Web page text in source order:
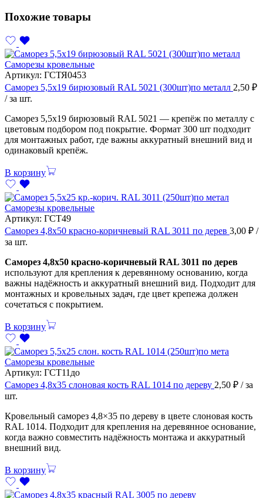
Похожие товары
Саморезы кровельные
Артикул: ГСТЯ0453
Саморез 5,5х19 бирюзовый RAL 5021 (300шт)по металл 2,50 ₽
/ за шт.
Саморез 5,5х19 бирюзовый RAL 5021 — крепёж по металлу с
цветовым подбором под покрытие. Формат 300 шт подходит
для монтажных работ, где важны аккуратный внешний вид и
одинаковый крепёж.
В корзину
Саморезы кровельные
Артикул: ГСТ49
Саморез 4,8х50 красно-коричневый RAL 3011 по дерев 3,00 ₽ /
за шт.
Саморез 4,8х50 красно-коричневый RAL 3011 по дерев
используют для крепления к деревянному основанию, когда
важны надёжность и аккуратный внешний вид. Подходит для
монтажных и кровельных задач, где цвет крепежа должен
сочетаться с покрытием.
В корзину
Саморезы кровельные
Артикул: ГСТ11до
Саморез 4,8х35 слоновая кость RAL 1014 по дереву 2,50 ₽ / за
шт.
Кровельный саморез 4,8×35 по дереву в цвете слоновая кость
RAL 1014. Подходит для крепления на деревянное основание,
когда важно совместить надёжность монтажа и аккуратный
внешний вид.
В корзину